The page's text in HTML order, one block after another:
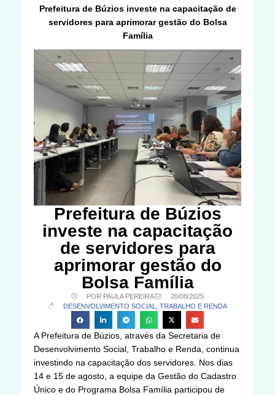
Prefeitura de Búzios investe na capacitação de
servidores para aprimorar gestão do Bolsa
Família
Prefeitura de Búzios
investe na capacitação
de servidores para
aprimorar gestão do
Bolsa Família
POR PAULA PEREIRA
20/08/2025
DESENVOLVIMENTO SOCIAL, TRABALHO E RENDA
A Prefeitura de Búzios, através da Secretaria de
Desenvolvimento Social, Trabalho e Renda, continua
investindo na capacitação dos servidores. Nos dias
14 e 15 de agosto, a equipe da Gestão do Cadastro
Único e do Programa Bolsa Família participou de